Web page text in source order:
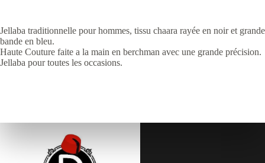
Jellaba traditionnelle pour hommes, tissu chaara rayée en noir et grande
bande en bleu.
Haute Couture faite a la main en berchman avec une grande précision.
Jellaba pour toutes les occasions.